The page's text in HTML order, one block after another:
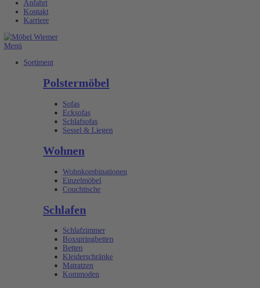
Anfahrt
Kontakt
Karriere
Menü
Sortiment
Polstermöbel
Sofas
Ecksofas
Schlafsofas
Sessel & Liegen
Wohnen
Wohnkombinationen
Einzelmöbel
Couchtische
Schlafen
Schlafzimmer
Boxspringbetten
Betten
Kleiderschränke
Matratzen
Kommoden